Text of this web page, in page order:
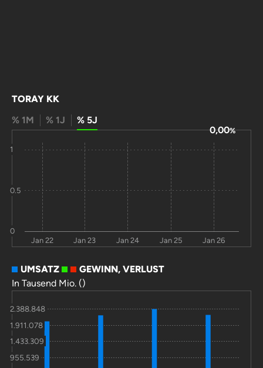
TORAY KK
% 1M
% 1J
% 5J
0,00%
0
0.5
1
Jan 22 Jan 23 Jan 24 Jan 25 Jan 26
UMSATZ
GEWINN, VERLUST
In Tausend Mio. ()
2.388.848
1.911.078
1.433.309
955.539